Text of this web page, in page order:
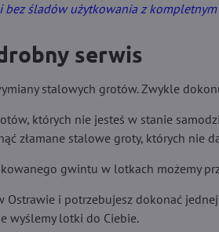
śladów użytkowania z
serwis
stalowych grotów. Zwykle
których nie jesteś w stanie
złamane stalowe groty, których nie
gwintu w lotkach możemy
i potrzebujesz dokonać
wyślemy lotki do ​​Ciebie.